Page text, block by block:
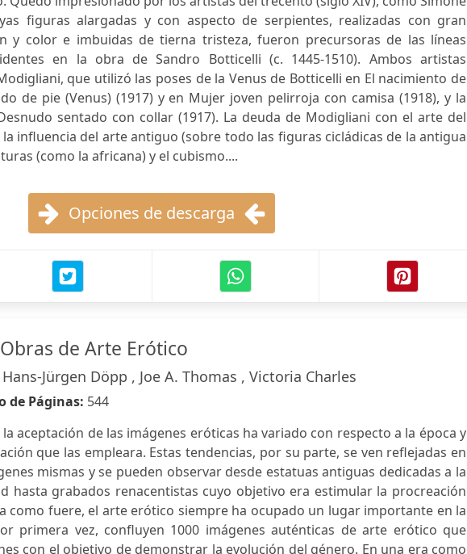
figuras alargadas y con aspecto de serpientes, realizadas con gran
y color e imbuidas de tierna tristeza, fueron precursoras de las líneas
en la obra de Sandro Botticelli (c. 1445-1510). Ambos artistas
que utilizó las poses de la Venus de Botticelli en El nacimiento de
de pie (Venus) (1917) y en Mujer joven pelirroja con camisa (1918), y la
sentado con collar (1917). La deuda de Modigliani con el arte del
influencia del arte antiguo (sobre todo las figuras cicládicas de la antigua
(como la africana) y el cubismo....
Opciones de descarga
de Arte Erótico
Hans-Jürgen Döpp , Joe A. Thomas , Victoria Charles
de Páginas: 544
la aceptación de las imágenes eróticas ha variado con respecto a la época y
que las empleara. Estas tendencias, por su parte, se ven reflejadas en
mismas y se pueden observar desde estatuas antiguas dedicadas a la
hasta grabados renacentistas cuyo objetivo era estimular la procreación
como fuere, el arte erótico siempre ha ocupado un lugar importante en la
primera vez, confluyen 1000 imágenes auténticas de arte erótico que
con el objetivo de demonstrar la evolución del género. En una era como